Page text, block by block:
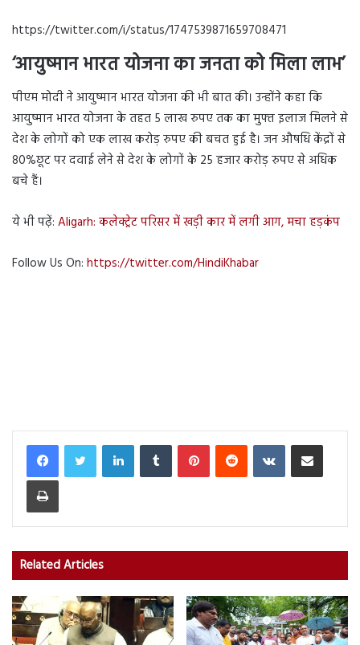
https://twitter.com/i/status/1747539871659708471
‘आयुष्मान भारत योजना का जनता को मिला लाभ’
पीएम मोदी ने आयुष्मान भारत योजना की भी बात की। उन्होंने कहा कि
आयुष्मान भारत योजना के तहत 5 लाख रुपए तक का मुफ्त इलाज मिलने से
देश के लोगों को एक लाख करोड़ रुपए की बचत हुई है। जन औषधि केंद्रों से
80%छूट पर दवाई लेने से देश के लोगों के 25 हजार करोड़ रुपए से अधिक
बचे हैं।
ये भी पढ़ें: Aligarh: कलेक्ट्रेट परिसर में खड़ी कार में लगी आग, मचा हड़कंप
Follow Us On: https://twitter.com/HindiKhabar
LinkedInTumblr PinterestReddit VKontakteShare via Email
Print
Related Articles